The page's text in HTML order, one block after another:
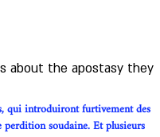
about the apostasy they
qui introduiront furtivement des
soudaine. Et plusieurs